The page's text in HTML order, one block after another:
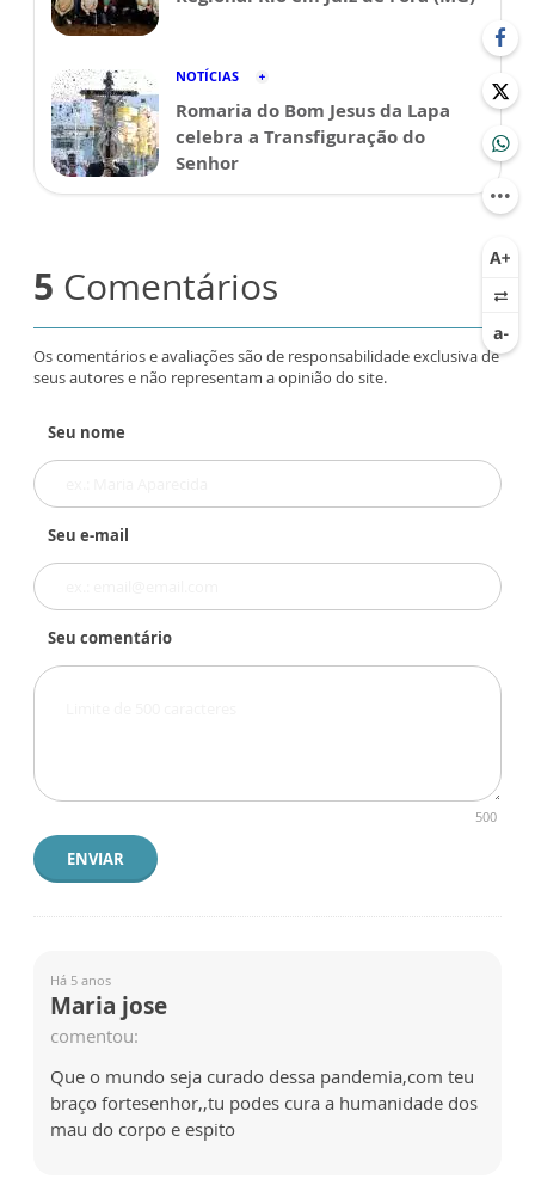
NOTÍCIAS
Romaria do Bom Jesus da Lapa
celebra a Transfiguração do
Senhor
5 Comentários
Os comentários e avaliações são de responsabilidade exclusiva de
seus autores e não representam a opinião do site.
Seu nome
Seu e-mail
Seu comentário
500
ENVIAR
Há 5 anos
Maria jose
comentou:
Que o mundo seja curado dessa pandemia,com teu
braço fortesenhor,,tu podes cura a humanidade dos
mau do corpo e espito